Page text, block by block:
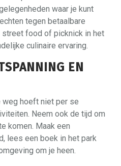
waar je kunt
tegen betaalbare
food of picknick in het
culinaire ervaring.
EN
weg hoeft niet per se
Neem ook de tijd om
komen. Maak een
lees een boek in het park
om je heen.